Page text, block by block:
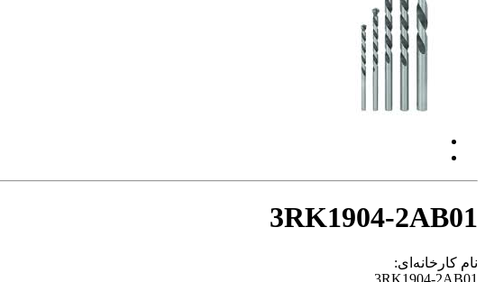
3RK1904-2AB01
نام کارخانه‌ای:
3RK1904-2AB01